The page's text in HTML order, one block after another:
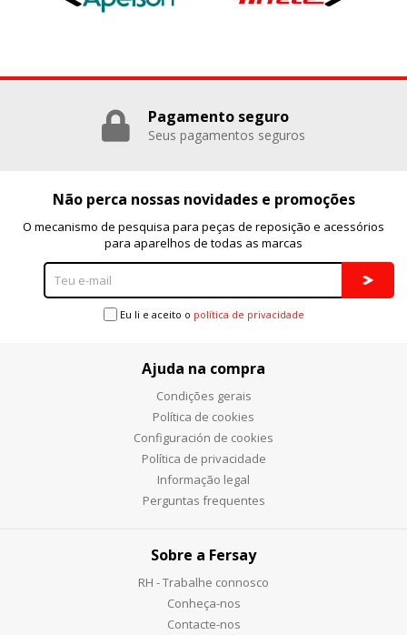
Pagamento seguro
Seus pagamentos seguros
Não perca nossas novidades e promoções
O mecanismo de pesquisa para peças de reposição e acessórios
para aparelhos de todas as marcas
Eu li e aceito o política de privacidade
Ajuda na compra
Condições gerais
Política de cookies
Configuración de cookies
Política de privacidade
Informação legal
Perguntas frequentes
Sobre a Fersay
RH - Trabalhe connosco
Conheça-nos
Contacte-nos